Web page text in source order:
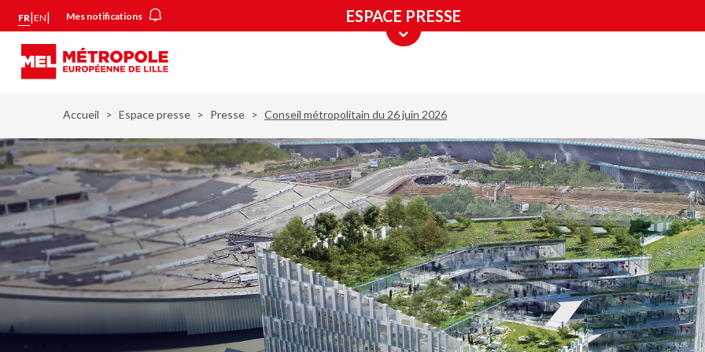
principal
FR|EN| Mes notifications ESPACE PRESSE
Accueil Espace presse Presse Conseil métropolitain du 26 juin 2026
Panneau de gestion des cookies